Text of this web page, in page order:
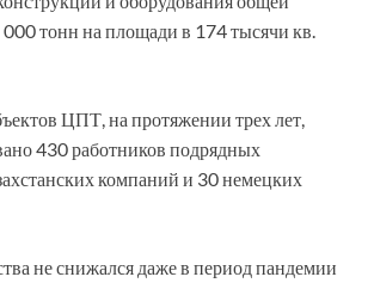
000 тонн на площади в 174 тысячи кв.
ЦПТ, на протяжении трех лет,
430 работников подрядных
компаний и 30 немецких
не снижался даже в период пандемии